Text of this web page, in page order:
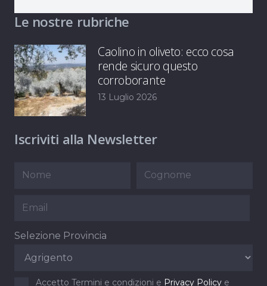
Le nostre rubriche
Caolino in oliveto: ecco cosa
rende sicuro questo
corroborante
13 Luglio 2026
Iscriviti alla Newsletter
Selezione Provincia
Accetto Termini e condizioni e Privacy Policy e